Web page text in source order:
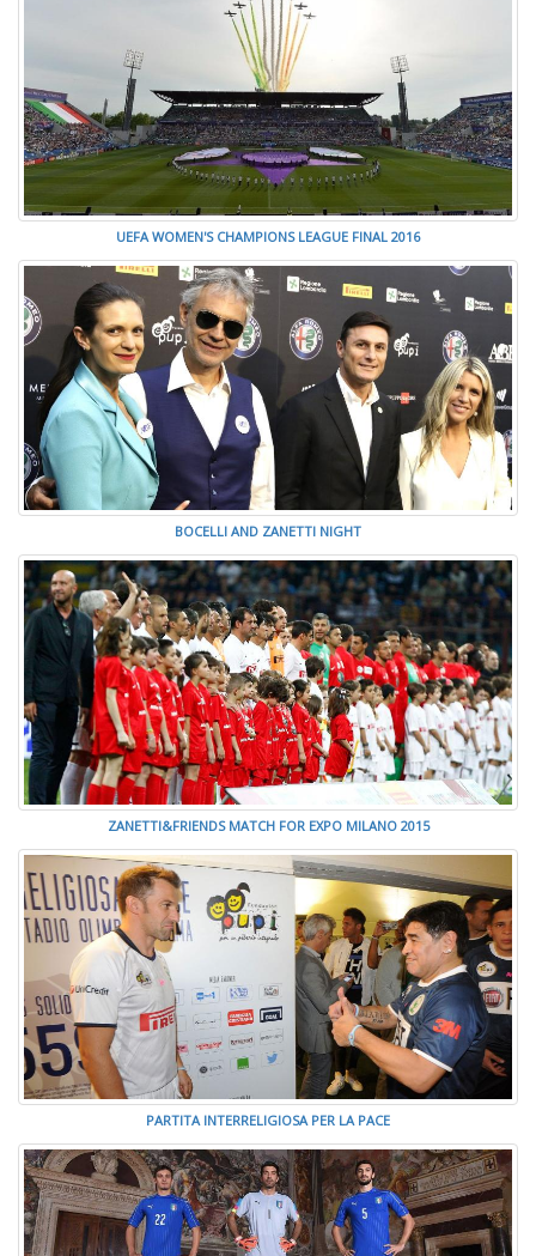
UEFA WOMEN'S CHAMPIONS LEAGUE FINAL 2016
BOCELLI AND ZANETTI NIGHT
ZANETTI&FRIENDS MATCH FOR EXPO MILANO 2015
PARTITA INTERRELIGIOSA PER LA PACE